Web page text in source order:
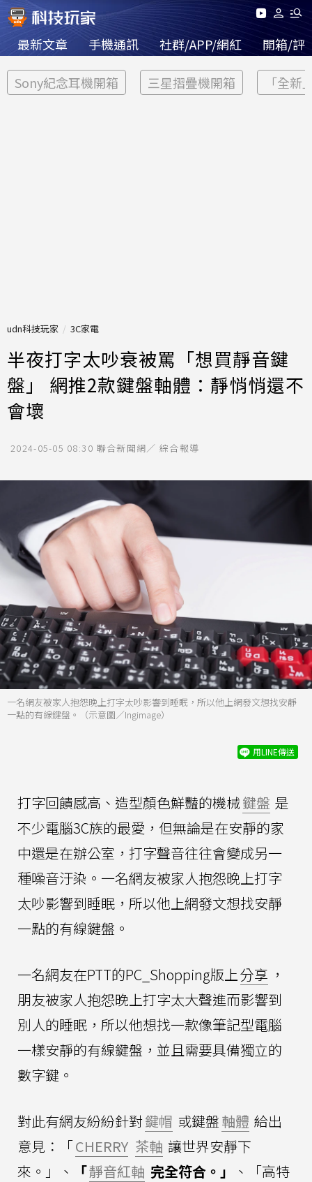
最新文章 手機通訊 社群/APP/網紅 開箱/評
Sony紀念耳機開箱 三星摺疊機開箱 「全新
udn科技玩家 3C家電
半夜打字太吵衰被罵「想買靜音鍵
盤」 網推2款鍵盤軸體：靜悄悄還不
會壞
2024-05-05 08:30 聯合新聞網／ 綜合報導
一名網友被家人抱怨晚上打字太吵影響到睡眠，所以他上網發文想找安靜
一點的有線鍵盤。（示意圖／Ingimage）
用LINE傳送
打字回饋感高、造型顏色鮮豔的機械鍵盤 是
不少電腦3C族的最愛，但無論是在安靜的家
中還是在辦公室，打字聲音往往會變成另一
種噪音汙染。一名網友被家人抱怨晚上打字
太吵影響到睡眠，所以他上網發文想找安靜
一點的有線鍵盤。
一名網友在PTT的PC_Shopping版上分享 ，
朋友被家人抱怨晚上打字太大聲進而影響到
別人的睡眠，所以他想找一款像筆記型電腦
一樣安靜的有線鍵盤，並且需要具備獨立的
數字鍵。
對此有網友紛紛針對鍵帽 或鍵盤軸體 給出
意見：「CHERRY 茶軸 讓世界安靜下
來。」、
「靜音紅軸 完全符合。」
、「高特